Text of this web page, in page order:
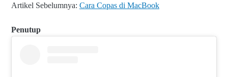
Artikel Sebelumnya: Cara Copas di MacBook
Penutup